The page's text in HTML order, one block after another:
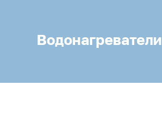
Водонагреватели